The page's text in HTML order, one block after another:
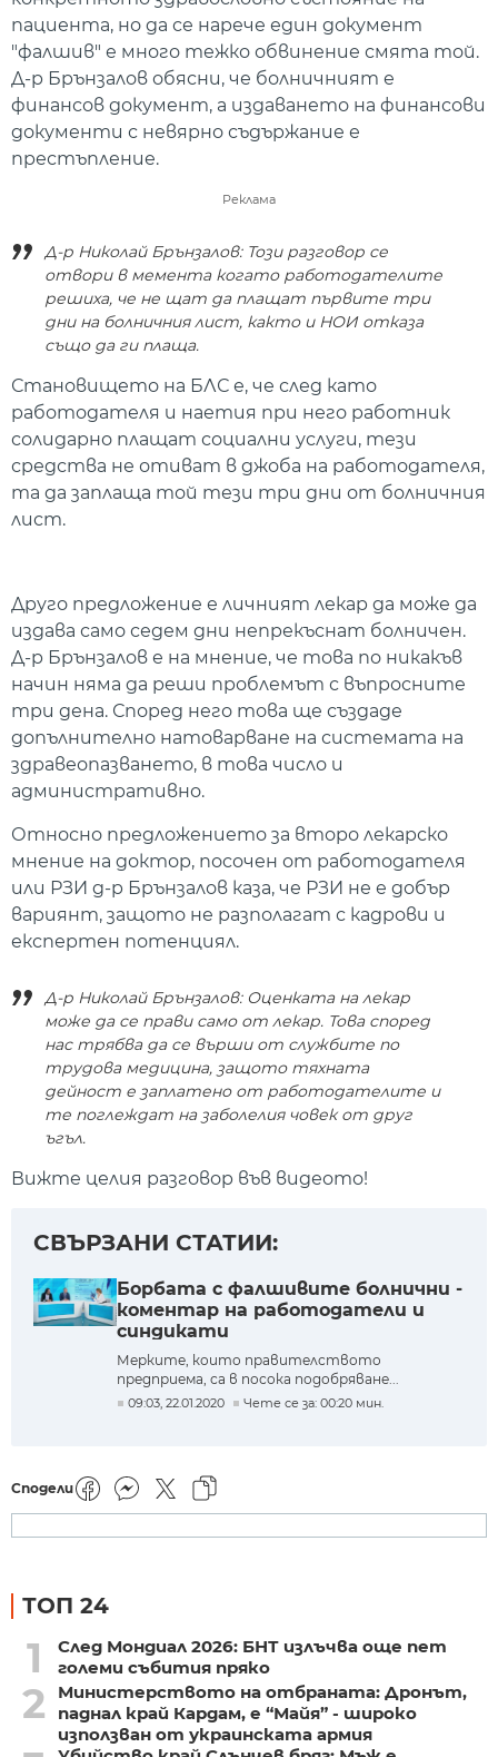
пациента, но да се нарече един документ
"фалшив" е много тежко обвинение смята той.
Д-р Брънзалов обясни, че болничният е
финансов документ, а издаването на финансови
документи с невярно съдържание е
престъпление.
Реклама
Д-р Николай Брънзалов: Този разговор се
отвори в мемента когато работодателите
решиха, че не щат да плащат първите три
дни на болничния лист, както и НОИ отказа
също да ги плаща.
Становището на БЛС е, че след като
работодателя и наетия при него работник
солидарно плащат социални услуги, тези
средства не отиват в джоба на работодателя,
та да заплаща той тези три дни от болничния
лист.
Друго предложение е личният лекар да може да
издава само седем дни непрекъснат болничен.
Д-р Брънзалов е на мнение, че това по никакъв
начин няма да реши проблемът с въпросните
три дена. Според него това ще създаде
допълнително натоварване на системата на
здравеопазването, в това число и
административно.
Относно предложението за второ лекарско
мнение на доктор, посочен от работодателя
или РЗИ д-р Брънзалов каза, че РЗИ не е добър
вариянт, защото не разполагат с кадрови и
експертен потенциял.
Д-р Николай Брънзалов: Оценката на лекар
може да се прави само от лекар. Това според
нас трябва да се върши от службите по
трудова медицина, защото тяхната
дейност е заплатено от работодателите и
те поглеждат на заболелия човек от друг
ъгъл.
Вижте целия разговор във видеото!
СВЪРЗАНИ СТАТИИ:
Борбата с фалшивите болнични -
коментар на работодатели и
синдикати
Мерките, които правителството
предприема, са в посока подобряване...
09:03, 22.01.2020 Чете се за: 00:20 мин.
Сподели
ТОП 24
1
След Мондиал 2026: БНТ излъчва още пет
големи събития пряко
2
Министерството на отбраната: Дронът,
паднал край Кардам, е “Майя” - широко
използван от украинската армия